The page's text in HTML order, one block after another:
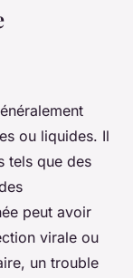
ou liquides. Il
tels que des
peut avoir
virale ou
un trouble